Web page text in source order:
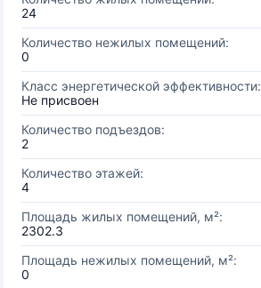
24
Количество нежилых помещений:
0
Класс энергетической эффективности:
Не присвоен
Количество подъездов:
2
Количество этажей:
4
Площадь жилых помещений, м²:
2302.3
Площадь нежилых помещений, м²:
0